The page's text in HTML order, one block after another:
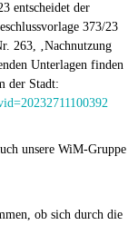
entscheidet der
373/23
263, ‚Nachnutzung
Unterlagen finden
der Stadt:
unsere WiM-Gruppe
ob sich durch die